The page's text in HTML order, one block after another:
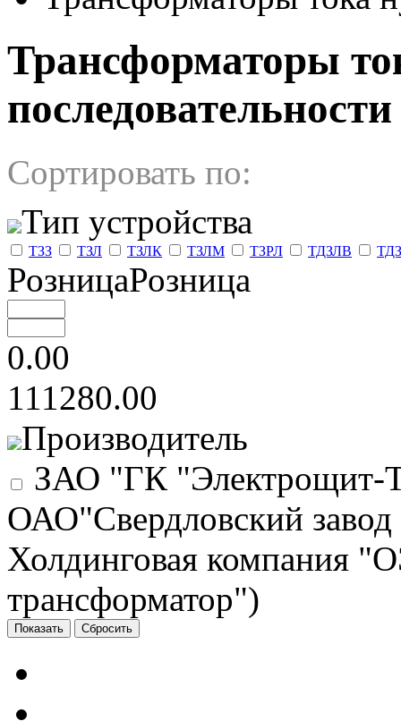
Трансформаторы
Сортировать по:
Тип устройства
ТЗЗ ТЗЛ ТЗЛК ТЗЛМ ТЗРЛ ТДЗЛВ
РозницаРозница
0.00
111280.00
Производитель
ЗАО "ГК "Электрощит-
ОАО"Свердловский завод
Холдинговая компания
трансформатор")